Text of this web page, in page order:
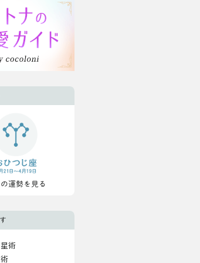
運勢を見る
術